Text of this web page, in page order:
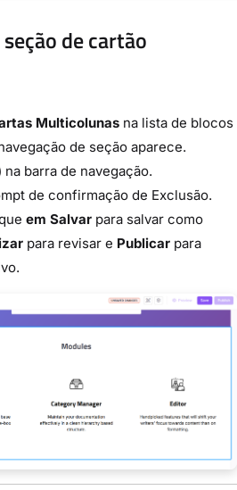
de cartão
Multicolunas na lista de blocos
de seção aparece.
na barra de navegação.
de confirmação de Exclusão.
em Salvar para salvar como
para revisar e Publicar para